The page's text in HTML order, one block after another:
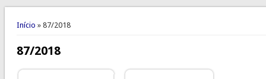
Legislação
Você está aqui
Início » 87/2018
87/2018